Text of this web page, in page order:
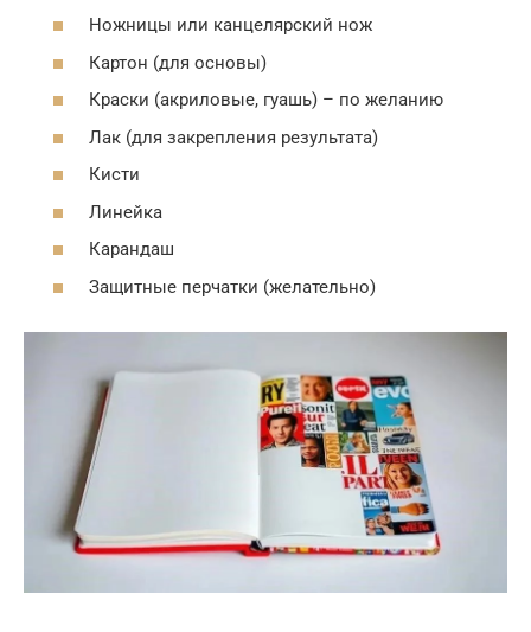
Ножницы или канцелярский нож
Картон (для основы)
Краски (акриловые, гуашь) – по желанию
Лак (для закрепления результата)
Кисти
Линейка
Карандаш
Защитные перчатки (желательно)